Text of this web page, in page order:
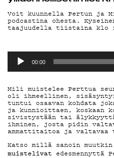
G
Voit kuunnella Pertun ja
podcastina ohesta.
taajuudella tiistaina klo
Äänitoistin
00:00
Mili muistelee Perttua
oli ihmeellinen,
tuntui osaavan kohdata
ja kunnioittaen, koskaan
sivistystään tai
ihminen, josta pidin
ammattitaitoa ja
Katso millä sanoin
muistelivat edesmennyttä